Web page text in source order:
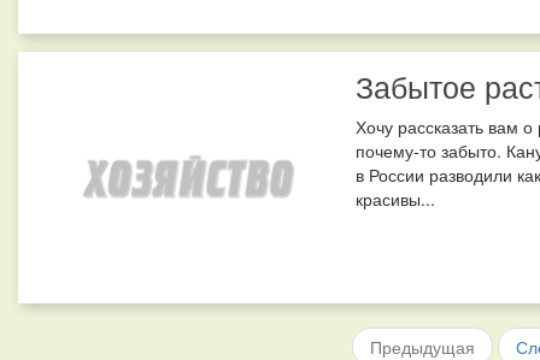
Забытое
Хочу рассказать вам о
почему-то забыто.
в России разводили
красивы...
Предыдущая